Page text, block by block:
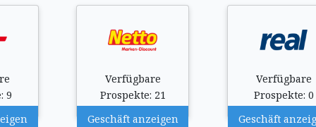
9
Verfügbare
Prospekte: 21
Geschäft anzeigen
Verfügbare
Prospekte: 0
Geschäft